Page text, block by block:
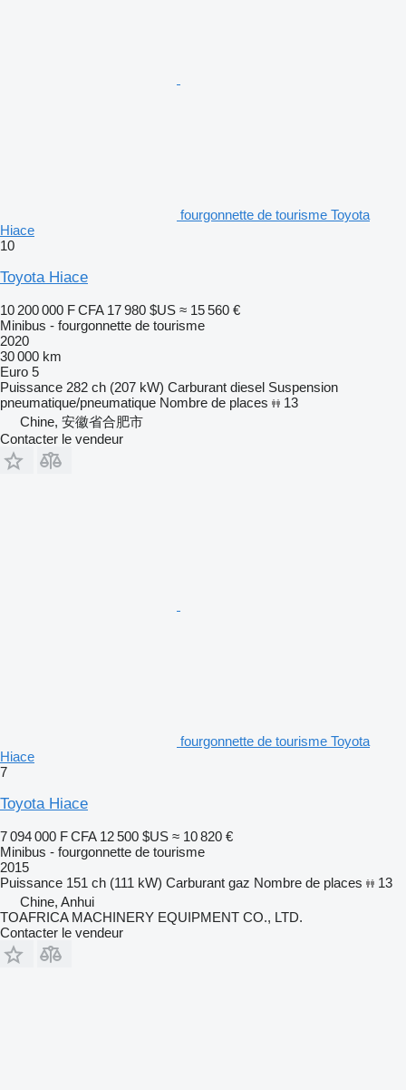
fourgonnette de tourisme Toyota
Hiace
10
Toyota Hiace
10 200 000 F CFA 17 980 $US ≈ 15 560 €
Minibus - fourgonnette de tourisme
2020
30 000 km
Euro 5
Puissance 282 ch (207 kW) Carburant diesel Suspension
pneumatique/pneumatique Nombre de places
13
Chine, 安徽省合肥市
Contacter le vendeur
fourgonnette de tourisme Toyota
Hiace
7
Toyota Hiace
7 094 000 F CFA 12 500 $US ≈ 10 820 €
Minibus - fourgonnette de tourisme
2015
Puissance 151 ch (111 kW) Carburant gaz Nombre de places
13
Chine, Anhui
TOAFRICA MACHINERY EQUIPMENT CO., LTD.
Contacter le vendeur